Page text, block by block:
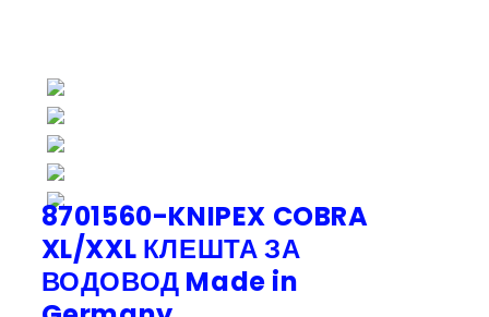
8701560-KNIPEX COBRA
XL/XXL КЛЕШТА ЗА
ВОДОВОД Made in